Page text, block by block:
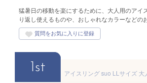
猛暑日の移動を楽にするために、大人用のア
り返し使えるものや、おしゃれなカラーなど
1st